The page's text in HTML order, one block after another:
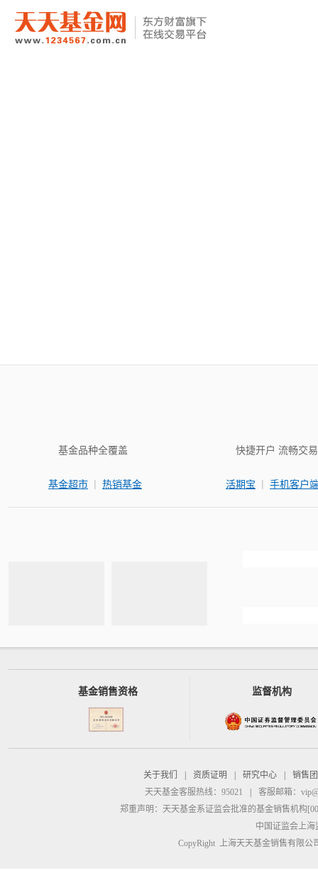
基金品种全覆盖
基金超市 | 热销基金
快捷开户 流畅交易
活期宝 | 手机客户
基金销售资格 监督机构
关于我们 资质证明 研究中心
销售
天天基金客服热线：95021
客服邮箱：
郑重声明： 天天基金系证监会批准的基金销售机构
中国证监会上
CopyRight 上海天天基金销售有限